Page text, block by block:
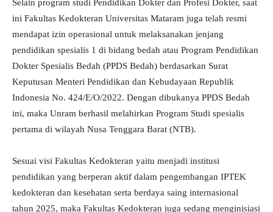
Selain program studi Pendidikan Dokter dan Profesi Dokter, saat
ini Fakultas Kedokteran Universitas Mataram juga telah resmi
mendapat izin operasional untuk melaksanakan jenjang
pendidikan spesialis 1 di bidang bedah atau Program Pendidikan
Dokter Spesialis Bedah (PPDS Bedah) berdasarkan Surat
Keputusan Menteri Pendidikan dan Kebudayaan Republik
Indonesia No. 424/E/O/2022. Dengan dibukanya PPDS Bedah
ini, maka Unram berhasil melahirkan Program Studi spesialis
pertama di wilayah Nusa Tenggara Barat (NTB).
Sesuai visi Fakultas Kedokteran yaitu menjadi institusi
pendidikan yang berperan aktif dalam pengembangan IPTEK
kedokteran dan kesehatan serta berdaya saing internasional
tahun 2025, maka Fakultas Kedokteran juga sedang menginisiasi